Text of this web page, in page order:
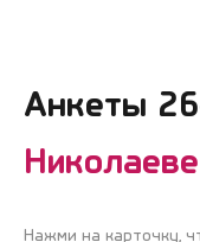
Анкеты
Николаеве
Нажми на карточку,